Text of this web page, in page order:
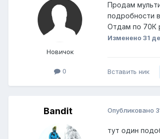
Новичок
0
Продам
подробности
Отдам по 70К
Изменено 31
Вставить ник
Bandit Опубликовано
тут один